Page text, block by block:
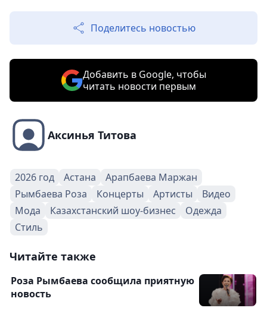
Поделитесь новостью
Добавить в Google, чтобы
читать новости первым
Аксинья Титова
2026 год Астана
Арапбаева Маржан
Рымбаева Роза
Концерты Артисты
Видео
Мода
Казахстанский шоу-бизнес
Одежда
Стиль
Читайте также
Роза Рымбаева сообщила приятную
новость